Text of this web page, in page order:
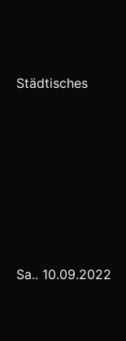
Städtisches
Sa.. 10.09.2022